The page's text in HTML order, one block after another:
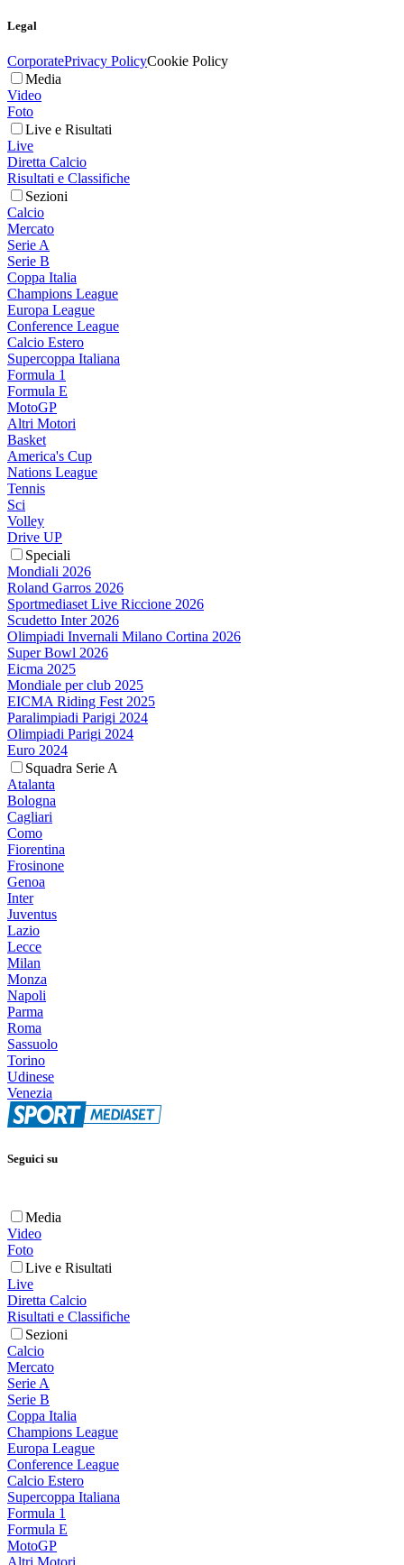
Legal
CorporatePrivacy PolicyCookie Policy
Media
Video
Foto
Live e Risultati
Live
Diretta Calcio
Risultati e Classifiche
Sezioni
Calcio
Mercato
Serie A
Serie B
Coppa Italia
Champions League
Europa League
Conference League
Calcio Estero
Supercoppa Italiana
Formula 1
Formula E
MotoGP
Altri Motori
Basket
America's Cup
Nations League
Tennis
Sci
Volley
Drive UP
Speciali
Mondiali 2026
Roland Garros 2026
Sportmediaset Live Riccione 2026
Scudetto Inter 2026
Olimpiadi Invernali Milano Cortina 2026
Super Bowl 2026
Eicma 2025
Mondiale per club 2025
EICMA Riding Fest 2025
Paralimpiadi Parigi 2024
Olimpiadi Parigi 2024
Euro 2024
Squadra Serie A
Atalanta
Bologna
Cagliari
Como
Fiorentina
Frosinone
Genoa
Inter
Juventus
Lazio
Lecce
Milan
Monza
Napoli
Parma
Roma
Sassuolo
Torino
Udinese
Venezia
Seguici su
Media
Video
Foto
Live e Risultati
Live
Diretta Calcio
Risultati e Classifiche
Sezioni
Calcio
Mercato
Serie A
Serie B
Coppa Italia
Champions League
Europa League
Conference League
Calcio Estero
Supercoppa Italiana
Formula 1
Formula E
MotoGP
Altri Motori